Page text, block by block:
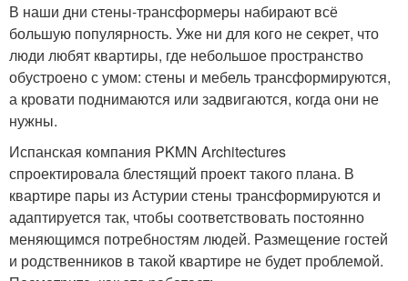
В наши дни стены-трансформеры набирают всё
большую популярность. Уже ни для кого не секрет, что
люди любят квартиры, где небольшое пространство
обустроено с умом: стены и мебель трансформируются,
а кровати поднимаются или задвигаются, когда они не
нужны.
Испанская компания PKMN Architectures
спроектировала блестящий проект такого плана. В
квартире пары из Астурии стены трансформируются и
адаптируется так, чтобы соответствовать постоянно
меняющимся потребностям людей. Размещение гостей
и родственников в такой квартире не будет проблемой.